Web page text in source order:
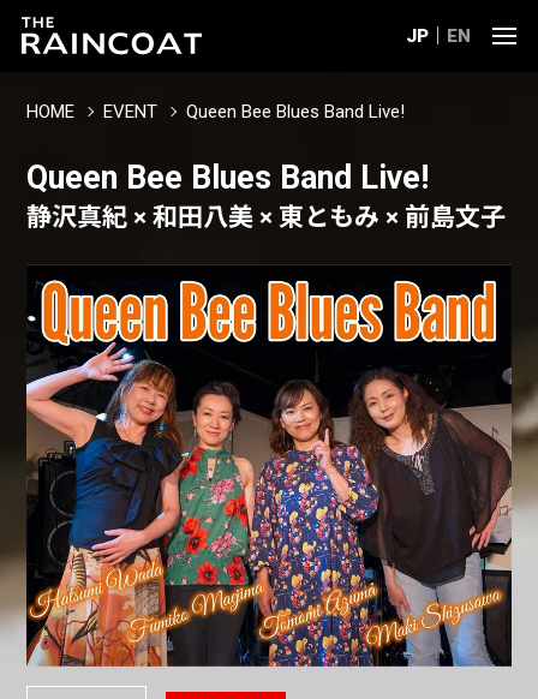
JP EN
HOME EVENT Queen Bee Blues Band Live!
Queen Bee Blues Band Live!
静沢真紀 × 和田八美 × 東ともみ × 前島文子